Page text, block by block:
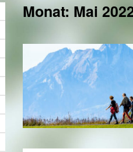
Monat: Mai